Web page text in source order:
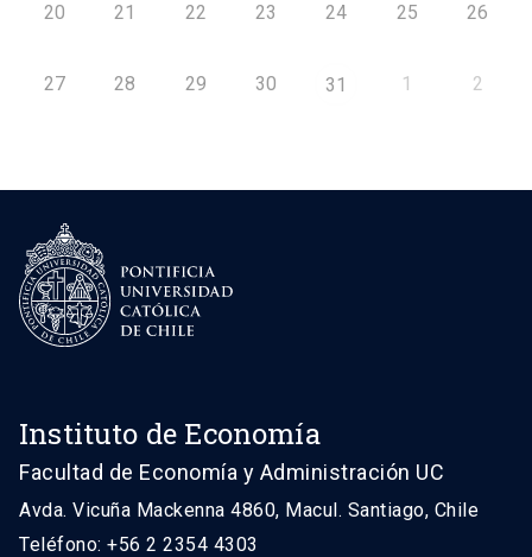
20 21 22 23 24 25 26
27 28 29 30 31 1 2
Instituto de Economía
Facultad de Economía y Administración UC
Avda. Vicuña Mackenna 4860, Macul. Santiago, Chile
Teléfono: +56 2 2354 4303